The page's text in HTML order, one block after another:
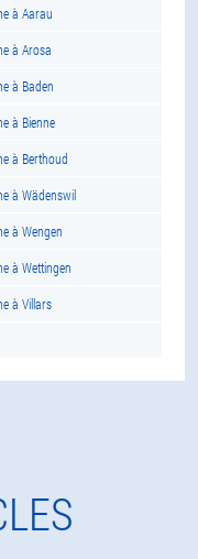
à Aarau
à Arosa
à Baden
à Bienne
à Berthoud
à Wädenswil
à Wengen
à Wettingen
à Villars